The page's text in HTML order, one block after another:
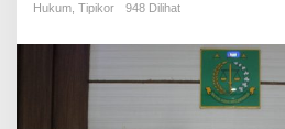
Rp2,24
Miliar
Hukum Tipikor 948 Dilihat